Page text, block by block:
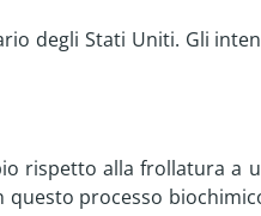
degli Stati Uniti. Gli
rispetto alla frollatura a
questo processo